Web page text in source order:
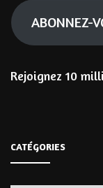
ABONNEZ-
Rejoignez 10
CATÉGORIES